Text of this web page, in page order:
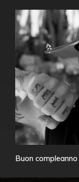
Buon